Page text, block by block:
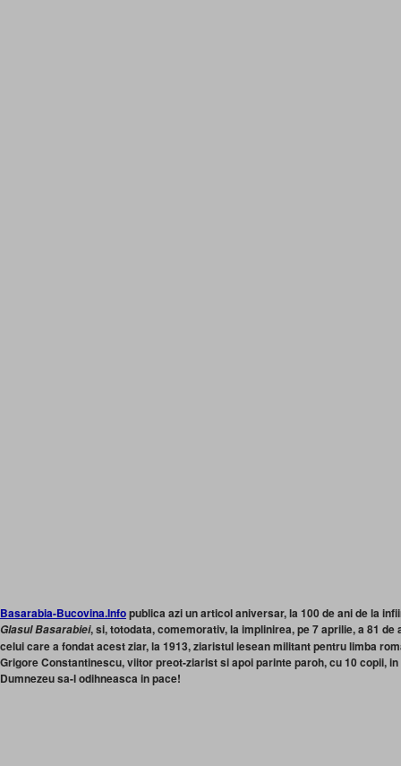
Basarabia-Bucovina.Infopublica azi un articol aniversar, la 100 de ani de la
Glasul Basarabiei, si, totodata, comemorativ, la implinirea, pe 7 aprilie, a 81 de
celui care a fondat acest ziar, la 1913, ziaristul iesean militant pentru limba
Grigore Constantinescu, viitor preot-ziarist si apoi parinte paroh, cu 10 copii,
Dumnezeu sa-l odihneasca in pace!